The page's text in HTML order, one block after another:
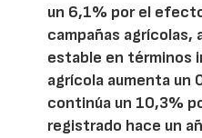
un 6,1% por el
campañas agrícolas,
estable en términos
agrícola aumenta un
continúa un 10,3%
registrado hace un